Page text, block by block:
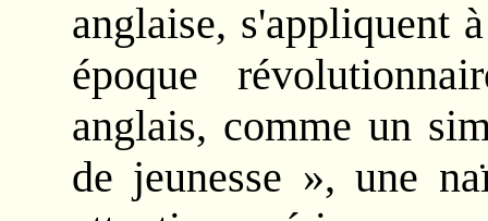
anglaise, s'appliquent
époque
anglais, comme un
de jeunesse », une